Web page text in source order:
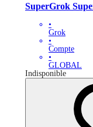
SuperGrok
•
Grok
•
Compte
•
GLOBAL
Indisponible